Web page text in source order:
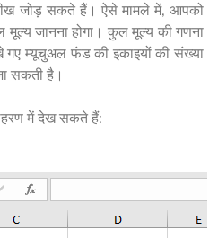
जोड़ सकते हैं। ऐसे मामले में, आपको
जानना होगा। कुल मूल्य की गणना
गए म्यूचुअल फंड की इकाइयों की संख्या
सकती है।
में देख सकते हैं: